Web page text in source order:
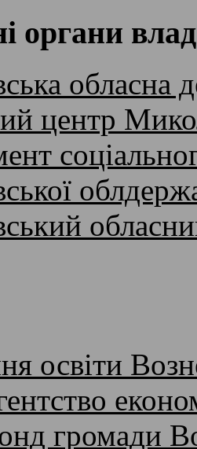
органи
обласна
центр
освіти
громади